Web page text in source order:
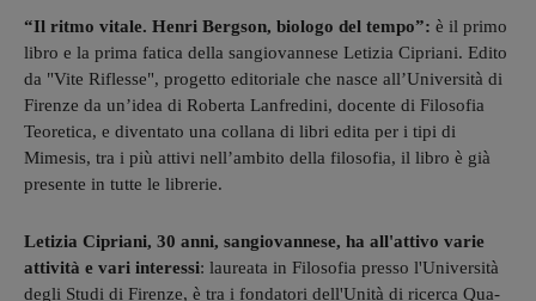
“Il ritmo vitale. Henri Bergson, biologo del tempo”: è il primo
libro e la prima fatica della sangiovannese Letizia Cipriani. Edito
da "Vite Riflesse", progetto editoriale che nasce all’Università di
Firenze da un’idea di Roberta Lanfredini, docente di Filosofia
Teoretica, e diventato una collana di libri edita per i tipi di
Mimesis, tra i più attivi nell’ambito della filosofia, il libro è già
presente in tutte le librerie.
Letizia Cipriani, 30 anni, sangiovannese, ha all'attivo varie
attività e vari interessi: laureata in Filosofia presso l'Università
degli Studi di Firenze, è tra i fondatori dell'Unità di ricerca Qua-